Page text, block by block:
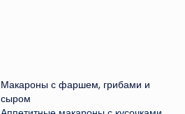
Макароны с фаршем, грибами и
сыром